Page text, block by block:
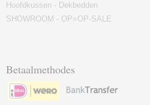
Hoofdkussen - Dekbedden
SHOWROOM - OP=OP-SALE
Betaalmethodes